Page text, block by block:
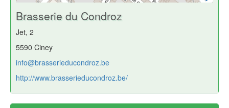
Brasserie du Condroz
Jet, 2
5590 Ciney
info@brasserieducondroz.be
http://www.brasserieducondroz.be/